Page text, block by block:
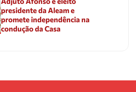
presidente da Aleam e
promete independência na
condução da Casa